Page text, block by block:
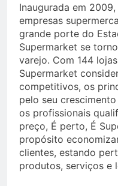
Inaugurada em
empresas
grande porte do
Supermarket se
varejo. Com 144
Supermarket
competitivos, os
pelo seu
os profissionais
preço, É perto, É
propósito
clientes, estando
produtos, serviços e